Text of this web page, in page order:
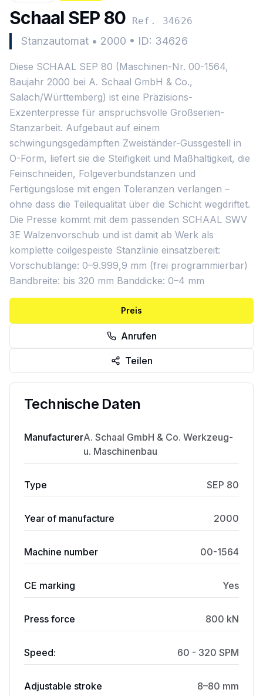
Schaal SEP 80 Ref. 34626
Stanzautomat • 2000 • ID: 34626
Diese SCHAAL SEP 80 (Maschinen-Nr. 00-1564,
Baujahr 2000 bei A. Schaal GmbH & Co.,
Salach/Württemberg) ist eine Präzisions-
Exzenterpresse für anspruchsvolle Großserien-
Stanzarbeit. Aufgebaut auf einem
schwingungsgedämpften Zweiständer-Gussgestell in
O-Form, liefert sie die Steifigkeit und Maßhaltigkeit, die
Feinschneiden, Folgeverbundstanzen und
Fertigungslose mit engen Toleranzen verlangen –
ohne dass die Teilequalität über die Schicht wegdriftet.
Die Presse kommt mit dem passenden SCHAAL SWV
3E Walzenvorschub und ist damit ab Werk als
komplette coilgespeiste Stanzlinie einsatzbereit:
Vorschublänge: 0–9.999,9 mm (frei programmierbar)
Bandbreite: bis 320 mm Banddicke: 0–4 mm
Preis
Anrufen
Teilen
Technische Daten
ManufacturerA. Schaal GmbH & Co. Werkzeug-
u. Maschinenbau
Type SEP 80
Year of manufacture 2000
Machine number 00-1564
CE marking Yes
Press force 800 kN
Speed: 60 - 320 SPM
Adjustable stroke 8–80 mm